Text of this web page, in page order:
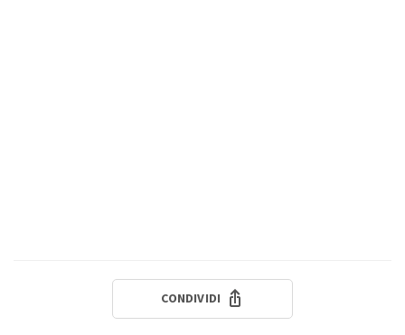
CONDIVIDI